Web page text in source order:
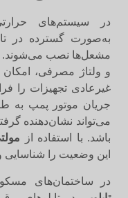
در سیستم‌های حرارتی
به‌صورت گسترده در
مشعل‌ها نصب می‌شوند.
و ولتاژ مصرفی، امکان
غیرعادی تجهیزات را
جریان موتور پمپ به
می‌تواند نشان‌دهنده
باشد. با استفاده از
این وضعیت را شناسایی و
در ساختمان‌های